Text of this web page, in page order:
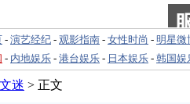
- 演艺经纪 - 观影指南 - 女性时尚 - 明星微
- 内地娱乐 - 港台娱乐 - 日本娱乐 - 韩国娱
迷 > 正文